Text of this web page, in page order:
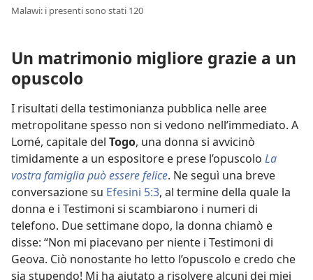
Malawi: i presenti sono stati 120
Un matrimonio migliore grazie a un
opuscolo
I risultati della testimonianza pubblica nelle aree
metropolitane spesso non si vedono nell’immediato. A
Lomé, capitale del Togo, una donna si avvicinò
timidamente a un espositore e prese l’opuscolo La
vostra famiglia può essere felice. Ne seguì una breve
conversazione su Efesini 5:3, al termine della quale la
donna e i Testimoni si scambiarono i numeri di
telefono. Due settimane dopo, la donna chiamò e
disse: “Non mi piacevano per niente i Testimoni di
Geova. Ciò nonostante ho letto l’opuscolo e credo che
sia stupendo! Mi ha aiutato a risolvere alcuni dei miei